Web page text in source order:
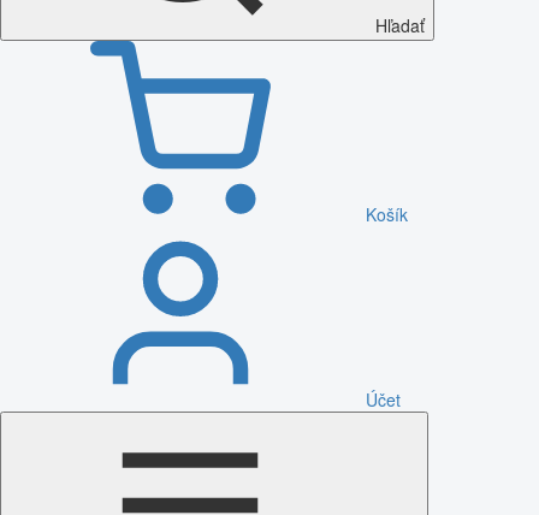
Hľadať
Košík
Účet